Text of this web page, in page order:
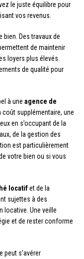
le juste équilibre pour
vos revenus.
bien. Des travaux de
de maintenir
loyers plus élevés.
de qualité pour
à une agence de
coût supplémentaire, une
en s’occupant de la
de la gestion des
est particulièrement
votre bien ou si vous
locatifet de la
sujettes à des
locative. Une veille
et de rester conforme
peut s’avérer